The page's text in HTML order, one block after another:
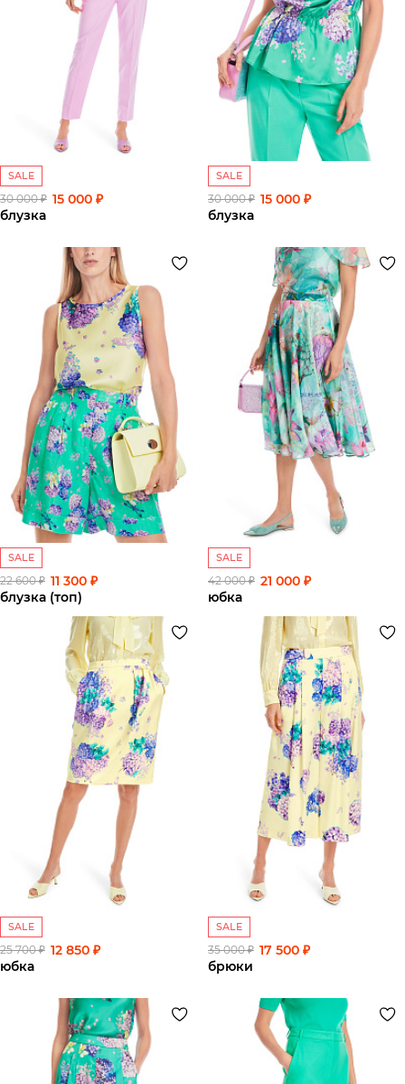
SALE
30 000 ₽ 15 000 ₽
блузка
SALE
30 000 ₽ 15 000 ₽
блузка
SALE
22 600 ₽ 11 300 ₽
блузка (топ)
SALE
42 000 ₽ 21 000 ₽
юбка
SALE
25 700 ₽ 12 850 ₽
юбка
SALE
35 000 ₽ 17 500 ₽
брюки